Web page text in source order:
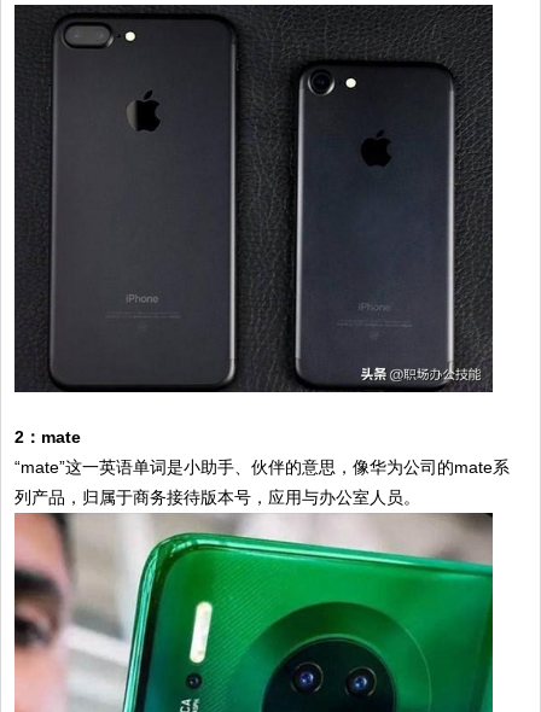
2：mate
“mate”这一英语单词是小助手、伙伴的意思，像华为公司的mate系
列产品，归属于商务接待版本号，应用与办公室人员。